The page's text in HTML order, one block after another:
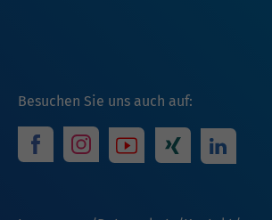
Besuchen Sie uns auch auf: